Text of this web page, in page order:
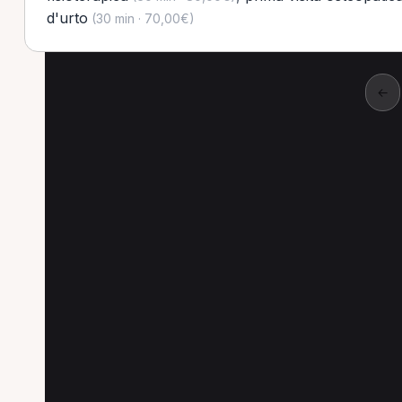
d'urto (30 min · 70,00€)
←